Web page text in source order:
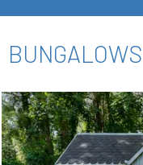
BUNGALOWS